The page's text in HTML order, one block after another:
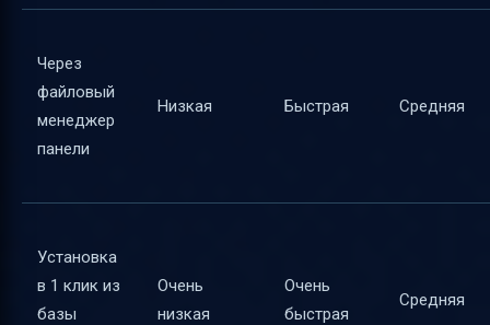
Через
файловый
менеджер
панели
Низкая Быстрая Средняя
Установка
в 1 клик из
базы
Очень
низкая
Очень
быстрая
Средняя